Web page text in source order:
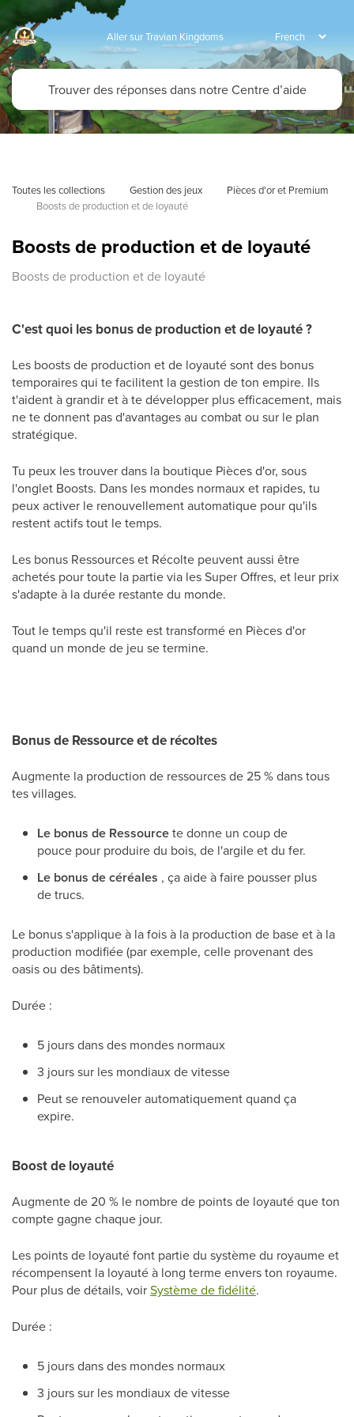
Aller sur Travian Kingdoms
Toutes les collections Gestion des jeux
Pièces d'or et Premium
Boosts de production et de loyauté
Boosts de production et de loyauté
Boosts de production et de loyauté
C'est quoi les bonus de production et de loyauté ?
Les boosts de production et de loyauté sont des bonus
temporaires qui te facilitent la gestion de ton empire. Ils
t'aident à grandir et à te développer plus efficacement, mais
ne te donnent pas d'avantages au combat ou sur le plan
stratégique.
Tu peux les trouver dans la boutique Pièces d'or, sous
l'onglet Boosts. Dans les mondes normaux et rapides, tu
peux activer le renouvellement automatique pour qu'ils
restent actifs tout le temps.
Les bonus Ressources et Récolte peuvent aussi être
achetés pour toute la partie via les Super Offres, et leur prix
s'adapte à la durée restante du monde.
Tout le temps qu'il reste est transformé en Pièces d'or
quand un monde de jeu se termine.
Bonus de Ressource et de récoltes
Augmente la production de ressources de 25 % dans tous
tes villages.
Le bonus de Ressourcete donne un coup de
pouce pour produire du bois, de l'argile et du fer.
Le bonus de céréales , ça aide à faire pousser plus
de trucs.
Le bonus s'applique à la fois à la production de base et à la
production modifiée (par exemple, celle provenant des
oasis ou des bâtiments).
Durée :
5 jours dans des mondes normaux
3 jours sur les mondiaux de vitesse
Peut se renouveler automatiquement quand ça
expire.
Boost de loyauté
Augmente de 20 % le nombre de points de loyauté que ton
compte gagne chaque jour.
Les points de loyauté font partie du système du royaume et
récompensent la loyauté à long terme envers ton royaume.
Pour plus de détails, voirSystème de fidélité.
Durée :
5 jours dans des mondes normaux
3 jours sur les mondiaux de vitesse